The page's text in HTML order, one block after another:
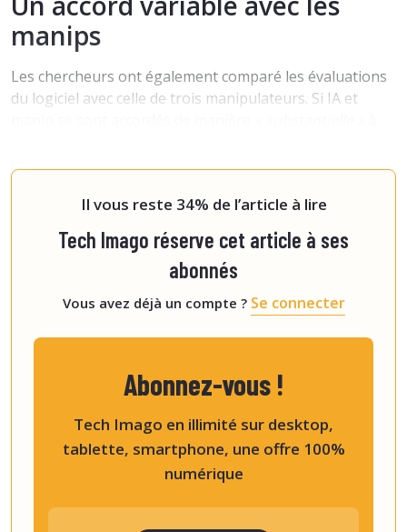
manips
Les chercheurs ont également comparé les évaluations
du logiciel avec celle de trois manipulateurs. Si IA et
Il vous reste 34% de l’article à lire
Tech Imago réserve cet article à ses
abonnés
Vous avez déjà un compte ? Se connecter
Abonnez-vous !
Tech Imago en illimité sur desktop,
tablette, smartphone, une offre 100%
numérique